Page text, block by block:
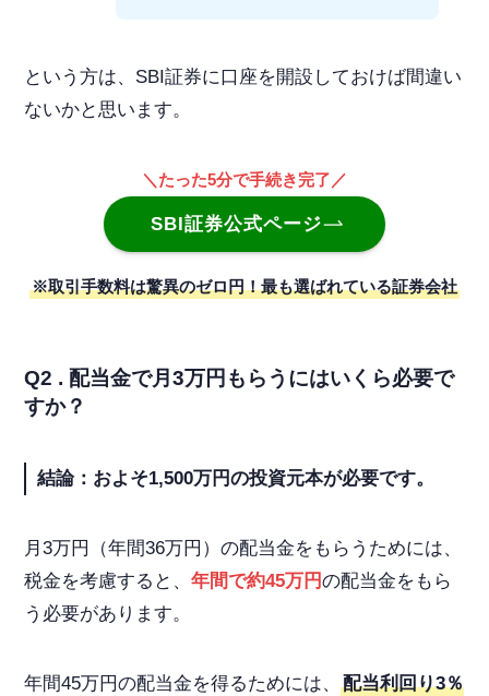
という方は、SBI証券に口座を開設しておけば間違い
ないかと思います。
＼たった5分で手続き完了／
SBI証券公式ページ
※取引手数料は驚異のゼロ円！最も選ばれている証券会社
Q2 . 配当金で月3万円もらうにはいくら必要で
すか？
結論：およそ1,500万円の投資元本が必要です。
月3万円（年間36万円）の配当金をもらうためには、
税金を考慮すると、年間で約45万円の配当金をもら
う必要があります。
年間45万円の配当金を得るためには、配当利回り3％